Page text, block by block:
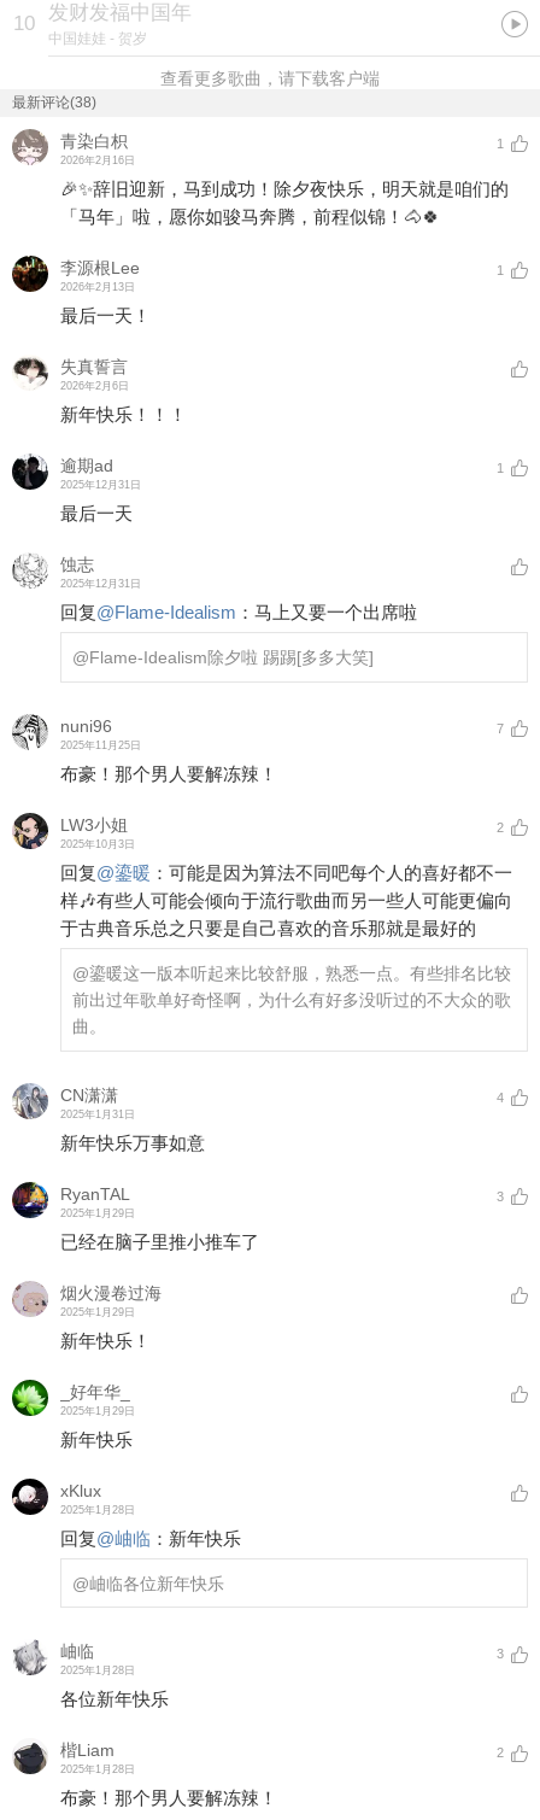
10 发财发福中国年
中国娃娃 - 贺岁
查看更多歌曲，请下载客户端
最新评论(38)
青染白枳
2026年2月16日
1
🎉✨辞旧迎新，马到成功！除夕夜快乐，明天就是咱们的
「马年」啦，愿你如骏马奔腾，前程似锦！🐴🍀
李源根Lee
2026年2月13日
1
最后一天！
失真誓言
2026年2月6日
新年快乐！！！
逾期ad
2025年12月31日
1
最后一天
蚀志
2025年12月31日
回复@Flame-Idealism ： 马上又要一个出席啦
@Flame-Idealism除夕啦 踢踢[多多大笑]
nuni96
2025年11月25日
7
布豪！那个男人要解冻辣！
LW3小姐
2025年10月3日
2
回复@鎏暖 ： 可能是因为算法不同吧每个人的喜好都不一
样🎶有些人可能会倾向于流行歌曲而另一些人可能更偏向
于古典音乐总之只要是自己喜欢的音乐那就是最好的
@鎏暖这一版本听起来比较舒服，熟悉一点。有些排名比较
前出过年歌单好奇怪啊，为什么有好多没听过的不大众的歌
曲。
CN潇潇
2025年1月31日
4
新年快乐万事如意
RyanTAL
2025年1月29日
3
已经在脑子里推小推车了
烟火漫卷过海
2025年1月29日
新年快乐！
_好年华_
2025年1月29日
新年快乐
xKlux
2025年1月28日
回复@岫临 ： 新年快乐
@岫临各位新年快乐
岫临
2025年1月28日
3
各位新年快乐
楷Liam
2025年1月28日
2
布豪！那个男人要解冻辣！